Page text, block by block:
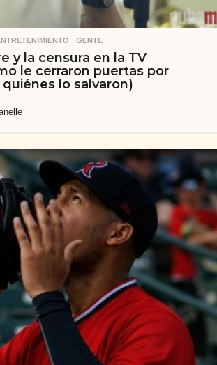
,GENTE
y la censura en la TV
le cerraron puertas por
lo salvaron)